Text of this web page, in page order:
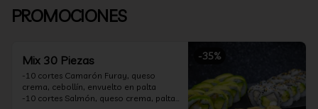
PROMOCIONES
-35%
Mix 30 Piezas
-10 cortes Camarón Furay, queso
crema, cebollín, envuelto en palta
-10 cortes Salmón, queso crema, palta,